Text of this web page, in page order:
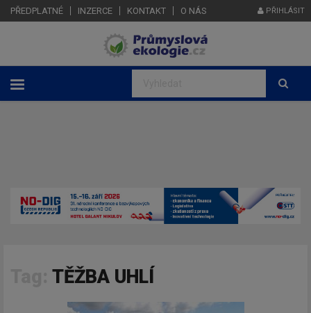
PŘEDPLATNÉ INZERCE KONTAKT O NÁS PŘIHLÁSIT
TĚŽBA UHLÍ